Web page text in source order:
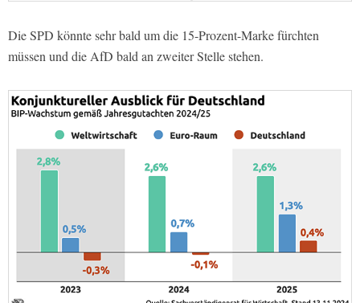
Die SPD könnte sehr bald um die 15-Prozent-Marke fürchten
müssen und die AfD bald an zweiter Stelle stehen.